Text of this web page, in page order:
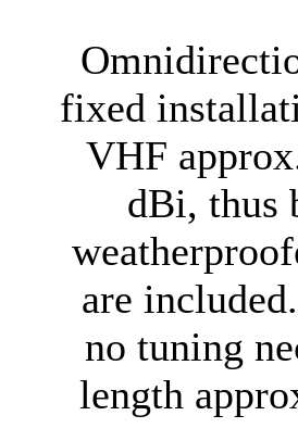
fixed
VHF
dBi, thus
are
no tuning
length